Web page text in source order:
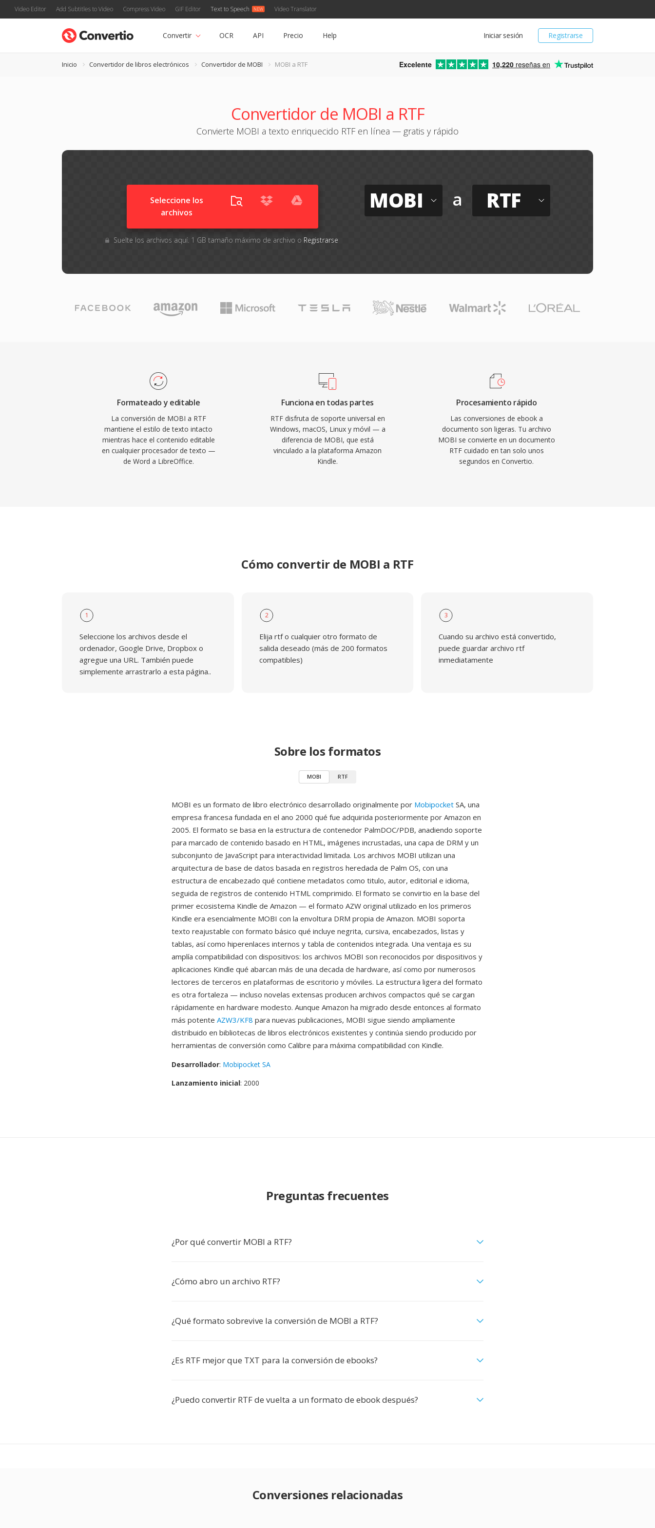
Video Editor Add Subtitles to Video Compress Video GIF Editor Text to Speech Video Translator
Registrarse
Iniciar sesión
Convertir OCR API Precio Help
Inicio Convertidor de libros electrónicos Convertidor de MOBI MOBI a RTF Excelente 10,220 reseñas en
Convertidor de MOBI a RTF
Convierte MOBI a texto enriquecido RTF en línea — gratis y rápido
Seleccione los
archivos
Suelte los archivos aquí. 1 GB tamaño máximo de archivo o Registrarse
MOBI a RTF
Formateado y editable
La conversión de MOBI a RTF
mantiene el estilo de texto intacto
mientras hace el contenido editable
en cualquier procesador de texto —
de Word a LibreOffice.
Funciona en todas partes
RTF disfruta de soporte universal en
Windows, macOS, Linux y móvil — a
diferencia de MOBI, que está
vinculado a la plataforma Amazon
Kindle.
Procesamiento rápido
Las conversiones de ebook a
documento son ligeras. Tu archivo
MOBI se convierte en un documento
RTF cuidado en tan solo unos
segundos en Convertio.
Cómo convertir de MOBI a RTF
1
Seleccione los archivos desde el
ordenador, Google Drive, Dropbox o
agregue una URL. También puede
simplemente arrastrarlo a esta página..
2
Elija rtf o cualquier otro formato de
salida deseado (más de 200 formatos
compatibles)
3
Cuando su archivo está convertido,
puede guardar archivo rtf
inmediatamente
Sobre los formatos
MOBI RTF
MOBI es un formato de libro electrónico desarrollado originalmente por Mobipocket SA, una
empresa francesa fundada en el ano 2000 qué fue adquirida posteriormente por Amazon en
2005. El formato se basa en la estructura de contenedor PalmDOC/PDB, anadiendo soporte
para marcado de contenido basado en HTML, imágenes incrustadas, una capa de DRM y un
subconjunto de JavaScript para interactividad limitada. Los archivos MOBI utilizan una
arquitectura de base de datos basada en registros heredada de Palm OS, con una
estructura de encabezado qué contiene metadatos como titulo, autor, editorial e idioma,
seguida de registros de contenido HTML comprimido. El formato se convirtio en la base del
primer ecosistema Kindle de Amazon — el formato AZW original utilizado en los primeros
Kindle era esencialmente MOBI con la envoltura DRM propia de Amazon. MOBI soporta
texto reajustable con formato básico qué incluye negrita, cursiva, encabezados, listas y
tablas, así como hiperenlaces internos y tabla de contenidos integrada. Una ventaja es su
amplía compatibilidad con dispositivos: los archivos MOBI son reconocidos por dispositivos y
aplicaciones Kindle qué abarcan más de una decada de hardware, así como por numerosos
lectores de terceros en plataformas de escritorio y móviles. La estructura ligera del formato
es otra fortaleza — incluso novelas extensas producen archivos compactos qué se cargan
rápidamente en hardware modesto. Aunque Amazon ha migrado desde entonces al formato
más potente AZW3/KF8 para nuevas publicaciones, MOBI sigue siendo ampliamente
distribuido en bibliotecas de libros electrónicos existentes y continúa siendo producido por
herramientas de conversión como Calibre para máxima compatibilidad con Kindle.
Desarrollador: Mobipocket SA
Lanzamiento inicial: 2000
Preguntas frecuentes
¿Por qué convertir MOBI a RTF?
¿Cómo abro un archivo RTF?
¿Qué formato sobrevive la conversión de MOBI a RTF?
¿Es RTF mejor que TXT para la conversión de ebooks?
¿Puedo convertir RTF de vuelta a un formato de ebook después?
Conversiones relacionadas